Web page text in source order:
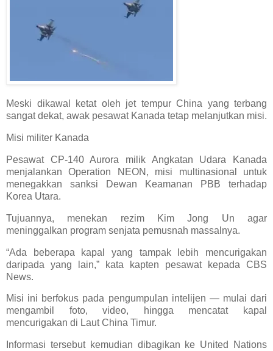
Meski dikawal ketat oleh jet tempur China yang terbang
sangat dekat, awak pesawat Kanada tetap melanjutkan misi.
Misi militer Kanada
Pesawat CP-140 Aurora milik Angkatan Udara Kanada
menjalankan Operation NEON, misi multinasional untuk
menegakkan sanksi Dewan Keamanan PBB terhadap
Korea Utara.
Tujuannya, menekan rezim Kim Jong Un agar
meninggalkan program senjata pemusnah massalnya.
“Ada beberapa kapal yang tampak lebih mencurigakan
daripada yang lain,” kata kapten pesawat kepada CBS
News.
Misi ini berfokus pada pengumpulan intelijen — mulai dari
mengambil foto, video, hingga mencatat kapal
mencurigakan di Laut China Timur.
Informasi tersebut kemudian dibagikan ke United Nations